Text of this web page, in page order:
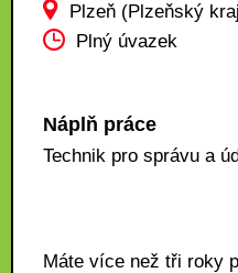
Plzeň (Plzeňský
Plný úvazek
Náplň práce
Technik pro správu a
Máte více než tři roky